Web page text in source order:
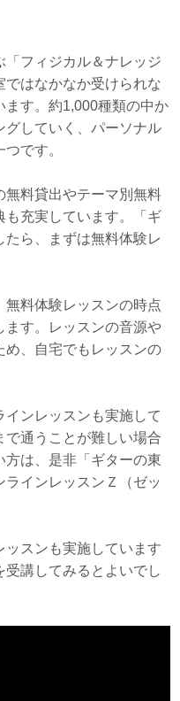
フィジカル＆ナレッジ
はなかなか受けられな
ます。約1,000種類の中か
グしていく、パーソナル
です。
無料貸出やテーマ別無料
も充実しています。「ギ
ら、まずは無料体験レ
料体験レッスンの時点
ます。レッスンの音源や
め、自宅でもレッスンの
インレッスンも実施して
で通うことが難しい場合
は、是非「ギターの東
インレッスンＺ（ゼッ
ッスンも実施しています
講してみるとよいでし